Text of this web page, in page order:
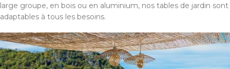
large groupe, en bois ou en aluminium, nos tables de jardin sont
adaptables à tous les besoins.